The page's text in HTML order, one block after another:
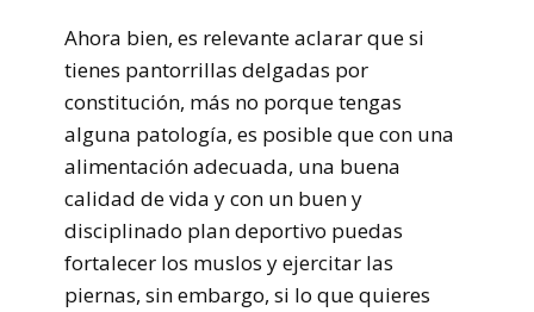
Ahora bien, es relevante aclarar que si
tienes pantorrillas delgadas por
constitución, más no porque tengas
alguna patología, es posible que con una
alimentación adecuada, una buena
calidad de vida y con un buen y
disciplinado plan deportivo puedas
fortalecer los muslos y ejercitar las
piernas, sin embargo, si lo que quieres